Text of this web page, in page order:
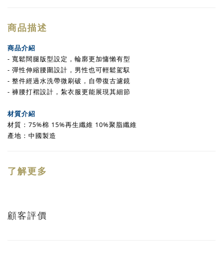
商品描述
商品介紹
- 寬鬆闊腿版型設定，輪廓更加慵懶有型
- 彈性伸縮腰圍設計，男性也可輕鬆駕馭
- 整件經過水洗帶微刷破，自帶復古濾鏡
- 褲腰打褶設計，紮衣服更能展現其細節
材質介紹
材質：75%棉 15%再生纖維 10%聚脂纖維
產地：中國製造
了解更多
顧客評價